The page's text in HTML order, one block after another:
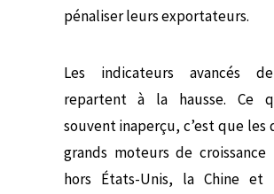
pénaliser leurs exportateurs.
Les indicateurs avancés de
repartent à la hausse. Ce
souvent inaperçu, c’est que les
grands moteurs de croissance
hors États-Unis, la Chine et